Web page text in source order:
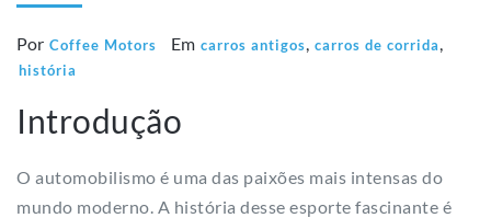
Por Coffee Motors Em carros antigos carros de corrida
história
Introdução
O automobilismo é uma das paixões mais intensas do
mundo moderno. A história desse esporte fascinante é